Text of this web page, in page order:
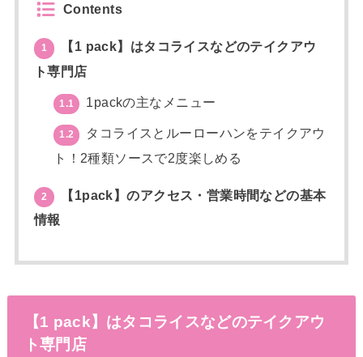
Contents
1
【1 pack】はタコライスなどのテイクアウ
ト専門店
1.1 1packの主なメニュー
1.2
タコライスとルーローハンをテイクアウ
ト！2種類ソースで2度楽しめる
2
【1pack】のアクセス・営業時間などの基本
情報
【1 pack】はタコライスなどのテイクアウ
ト専門店